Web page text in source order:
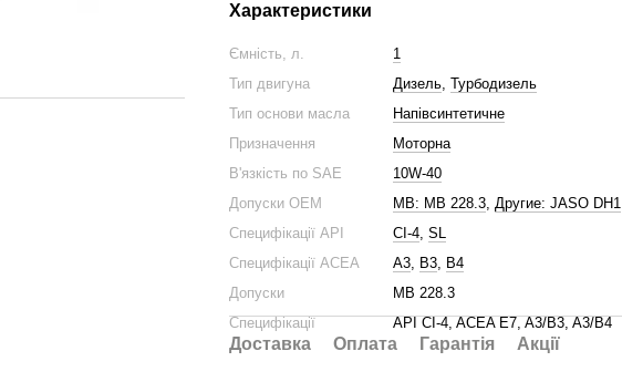
Характеристики
Ємність, л.
1
Тип двигуна
Дизель, Турбодизель
Тип основи масла
Напівсинтетичне
Призначення
Моторна
В'язкість по SAE
10W-40
Допуски ОЕМ
MB: MB 228.3, Другие: JASO DH1
Специфікації API
CI-4, SL
Специфікації ACEA
A3, B3, B4
Допуски
MB 228.3
Специфікації
API CI-4, ACEA E7, A3/B3, A3/B4
Доставка Оплата Гарантія Акції